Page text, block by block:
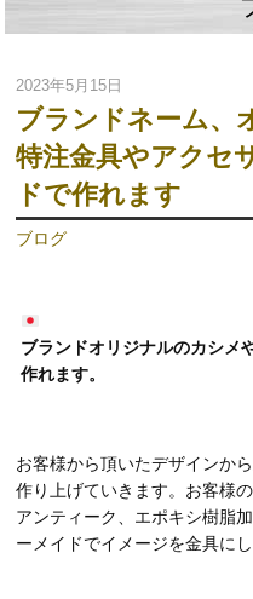
2023年5月15日
ブランドネーム、
特注金具やアクセ
ドで作れます
ブログ
ブランドオリジナルのカシメ
作れます。
お客様から頂いたデザインか
作り上げていきます。お客様
アンティーク、エポキシ樹脂
ーメイドでイメージを金具にし